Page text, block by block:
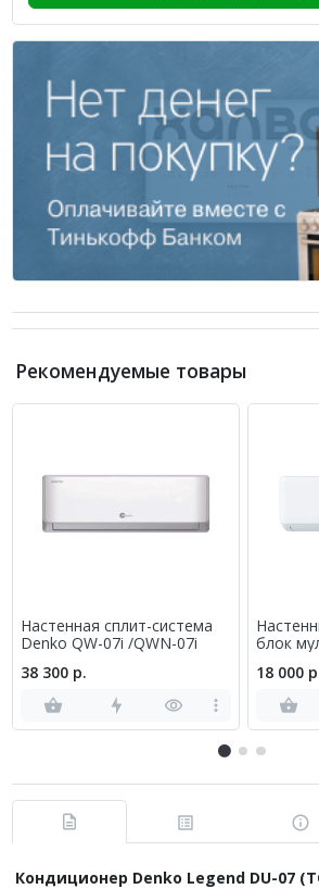
Рекомендуемые товары
Настенная сплит-система
Denko QW-07i /QWN-07i
38 300 р.
блок
18 000
Кондиционер Denko Legend DU-07